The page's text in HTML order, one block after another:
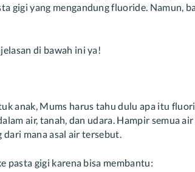
gigi yang mengandung fluoride. Namun,
di bawah ini ya!
anak, Mums harus tahu dulu apa itu
air, tanah, dan udara. Hampir semua
mana asal air tersebut.
pasta gigi karena bisa membantu: